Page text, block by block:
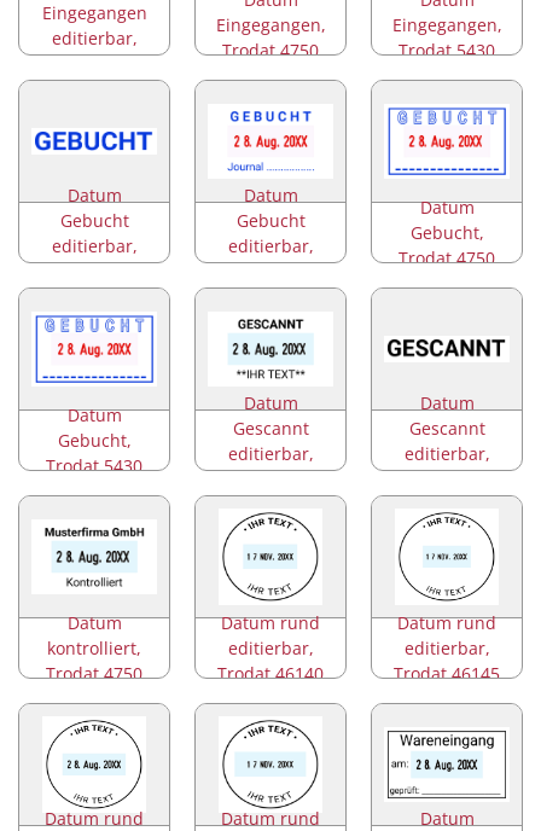
Eingegangen
editierbar,
Trodat 5430
Eingegangen,
Trodat 4750
Eingegangen,
Trodat 5430
Datum
Gebucht
editierbar,
Trodat 4850
Datum
Gebucht
editierbar,
Trodat 5430
Datum
Gebucht,
Trodat 4750
Datum
Gebucht,
Trodat 5430
Datum
Gescannt
editierbar,
Trodat 4750
Datum
Gescannt
editierbar,
Trodat 4850
Datum
kontrolliert,
Trodat 4750
Datum rund
editierbar,
Trodat 46140
Datum rund
editierbar,
Trodat 46145
Datum rund
Datum rund
Datum